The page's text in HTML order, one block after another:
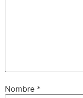
Nombre *